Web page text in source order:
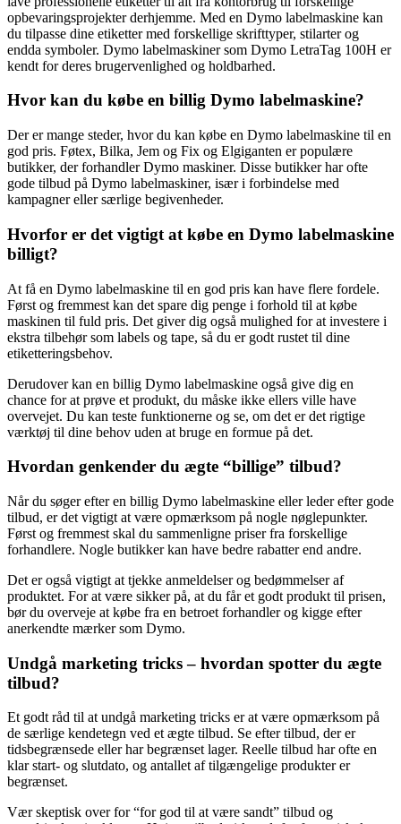
opbevaringsprojekter derhjemme. Med en Dymo labelmaskine kan
du tilpasse dine etiketter med forskellige skrifttyper, stilarter og
endda symboler. Dymo labelmaskiner som Dymo LetraTag 100H er
kendt for deres brugervenlighed og holdbarhed.
Hvor kan du købe en billig Dymo labelmaskine?
Der er mange steder, hvor du kan købe en Dymo labelmaskine til en
god pris. Føtex, Bilka, Jem og Fix og Elgiganten er populære
butikker, der forhandler Dymo maskiner. Disse butikker har ofte
gode tilbud på Dymo labelmaskiner, især i forbindelse med
kampagner eller særlige begivenheder.
Hvorfor er det vigtigt at købe en Dymo labelmaskine
billigt?
At få en Dymo labelmaskine til en god pris kan have flere fordele.
Først og fremmest kan det spare dig penge i forhold til at købe
maskinen til fuld pris. Det giver dig også mulighed for at investere i
ekstra tilbehør som labels og tape, så du er godt rustet til dine
etiketteringsbehov.
Derudover kan en billig Dymo labelmaskine også give dig en
chance for at prøve et produkt, du måske ikke ellers ville have
overvejet. Du kan teste funktionerne og se, om det er det rigtige
værktøj til dine behov uden at bruge en formue på det.
Hvordan genkender du ægte “billige” tilbud?
Når du søger efter en billig Dymo labelmaskine eller leder efter gode
tilbud, er det vigtigt at være opmærksom på nogle nøglepunkter.
Først og fremmest skal du sammenligne priser fra forskellige
forhandlere. Nogle butikker kan have bedre rabatter end andre.
Det er også vigtigt at tjekke anmeldelser og bedømmelser af
produktet. For at være sikker på, at du får et godt produkt til prisen,
bør du overveje at købe fra en betroet forhandler og kigge efter
anerkendte mærker som Dymo.
Undgå marketing tricks – hvordan spotter du ægte
tilbud?
Et godt råd til at undgå marketing tricks er at være opmærksom på
de særlige kendetegn ved et ægte tilbud. Se efter tilbud, der er
tidsbegrænsede eller har begrænset lager. Reelle tilbud har ofte en
klar start- og slutdato, og antallet af tilgængelige produkter er
begrænset.
Vær skeptisk over for “for god til at være sandt” tilbud og